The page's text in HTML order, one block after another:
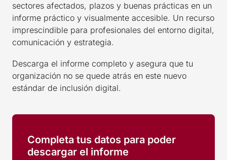
sectores afectados, plazos y buenas prácticas en un
informe práctico y visualmente accesible. Un recurso
imprescindible para profesionales del entorno digital,
comunicación y estrategia.
Descarga el informe completo y asegura que tu
organización no se quede atrás en este nuevo
estándar de inclusión digital.
Completa tus datos para poder
descargar el informe